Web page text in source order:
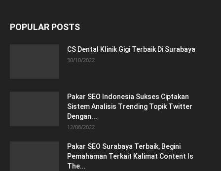
POPULAR POSTS
CS Dental Klinik Gigi Terbaik Di Surabaya
30/10/2022
Pakar SEO Indonesia Sukses Ciptakan
Sistem Analisis Trending Topik Twitter
Dengan...
12/08/2022
Pakar SEO Surabaya Terbaik, Begini
Pemahaman Terkait Kalimat Content Is
The...